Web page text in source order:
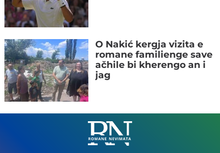
O Nakić kergja vizita e
romane familienge save
ačhile bi kherengo an i
jag
Romane
Nemivata